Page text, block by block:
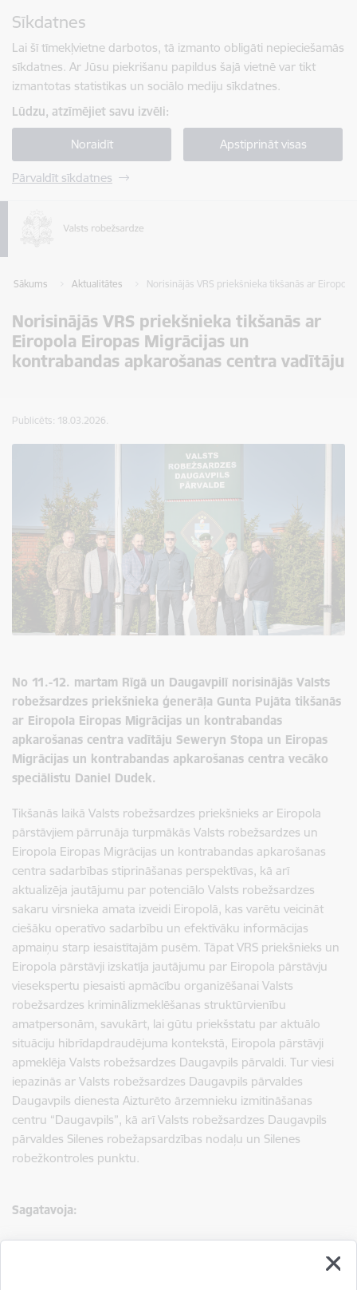
Sīkdatnes
Lai šī tīmekļvietne darbotos, tā izmanto obligāti nepieciešamās
sīkdatnes. Ar Jūsu piekrišanu papildus šajā vietnē var tikt
izmantotas statistikas un sociālo mediju sīkdatnes.
Lūdzu, atzīmējiet savu izvēli:
Noraidīt Apstiprināt visas
Pārvaldīt sīkdatnes
Sākums Aktualitātes Norisinājās VRS priekšnieka tikšanās ar
Norisinājās VRS priekšnieka tikšanās ar
Eiropola Eiropas Migrācijas un
kontrabandas apkarošanas centra vadītāju
Publicēts: 18.03.2026.
No 11.-12. martam Rīgā un Daugavpilī norisinājās Valsts
robežsardzes priekšnieka ģenerāļa Gunta Pujāta tikšanās
ar Eiropola Eiropas Migrācijas un kontrabandas
apkarošanas centra vadītāju Seweryn Stopa un Eiropas
Migrācijas un kontrabandas apkarošanas centra vecāko
speciālistu Daniel Dudek.
Tikšanās laikā Valsts robežsardzes priekšnieks ar Eiropola
pārstāvjiem pārrunāja turpmākās Valsts robežsardzes un
Eiropola Eiropas Migrācijas un kontrabandas apkarošanas
centra sadarbības stiprināšanas perspektīvas, kā arī
aktualizēja jautājumu par potenciālo Valsts robežsardzes
sakaru virsnieka amata izveidi Eiropolā, kas varētu veicināt
ciešāku operatīvo sadarbību un efektīvāku informācijas
apmaiņu starp iesaistītajām pusēm. Tāpat VRS priekšnieks un
Eiropola pārstāvji izskatīja jautājumu par Eiropola pārstāvju
viesekspertu piesaisti apmācību organizēšanai Valsts
robežsardzes kriminālizmeklēšanas struktūrvienību
amatpersonām, savukārt, lai gūtu priekšstatu par aktuālo
situāciju hibrīdapdraudējuma kontekstā, Eiropola pārstāvji
apmeklēja Valsts robežsardzes Daugavpils pārvaldi. Tur viesi
iepazinās ar Valsts robežsardzes Daugavpils pārvaldes
Daugavpils dienesta Aizturēto ārzemnieku izmitināšanas
centru “Daugavpils”, kā arī Valsts robežsardzes Daugavpils
pārvaldes Silenes robežapsardzības nodaļu un Silenes
robežkontroles punktu.
Sagatavoja:
Jolanta Babiško